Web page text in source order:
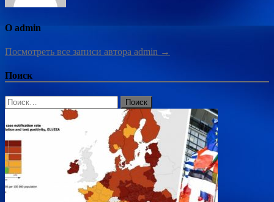
О admin
Посмотреть все записи автора admin →
Поиск
Найти: